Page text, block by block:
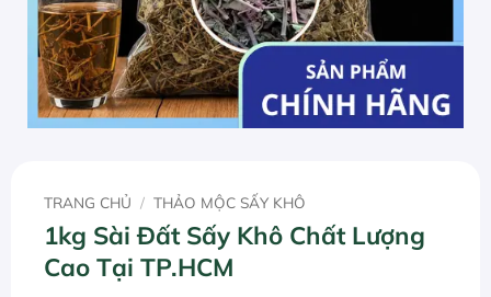
TRANG CHỦ / THẢO MỘC SẤY KHÔ
1kg Sài Đất Sấy Khô Chất Lượng
Cao Tại TP.HCM